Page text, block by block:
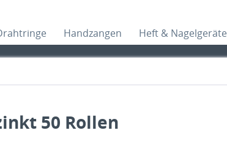
Handzangen Heft & Nagelgeräte
50 Rollen